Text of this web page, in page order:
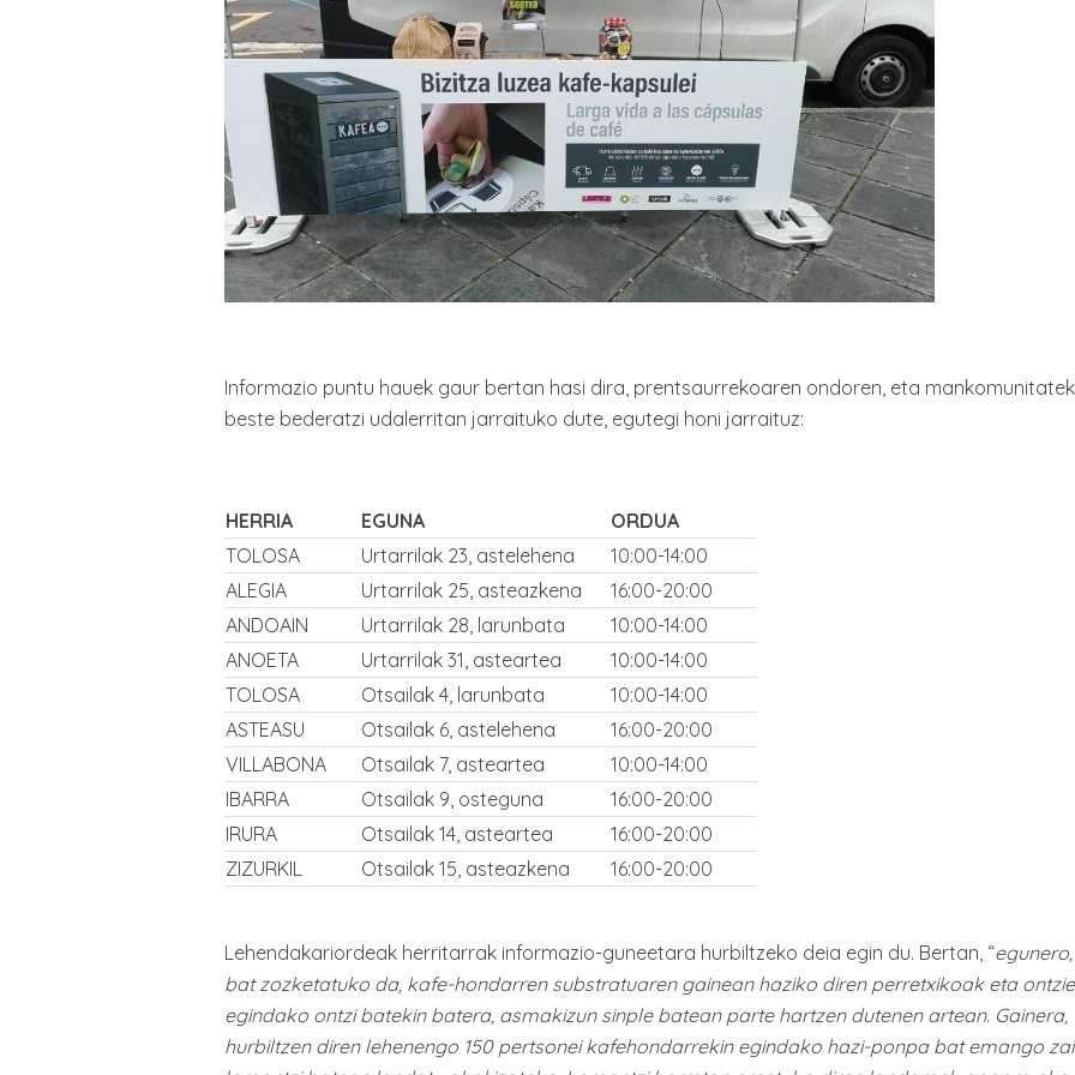
Informazio puntu hauek gaur bertan hasi dira, prentsaurrekoaren ondoren, eta
beste bederatzi udalerritan jarraituko dute, egutegi honi jarraituz:
HERRIA EGUNA
ORDUA
TOLOSA
Urtarrilak 23, astelehena
10:00-14:00
ALEGIA
Urtarrilak 25, asteazkena
16:00-20:00
ANDOAIN
Urtarrilak 28, larunbata
10:00-14:00
ANOETA
Urtarrilak 31, asteartea
10:00-14:00
TOLOSA
Otsailak 4, larunbata
10:00-14:00
ASTEASU
Otsailak 6, astelehena
16:00-20:00
VILLABONA
Otsailak 7, asteartea
10:00-14:00
IBARRA
Otsailak 9, osteguna
16:00-20:00
IRURA
Otsailak 14, asteartea
16:00-20:00
ZIZURKIL
Otsailak 15, asteazkena 16:00-20:00
Lehendakariordeak herritarrak informazio-guneetara hurbiltzeko deia egin du. Bertan, “
bat zozketatuko da, kafe-hondarren substratuaren gainean haziko diren perretxikoak eta
egindako ontzi batekin batera, asmakizun sinple batean parte hartzen dutenen artean. Gainera,
hurbiltzen diren lehenengo 150 pertsonei kafehondarrekin egindako hazi-ponpa bat emango